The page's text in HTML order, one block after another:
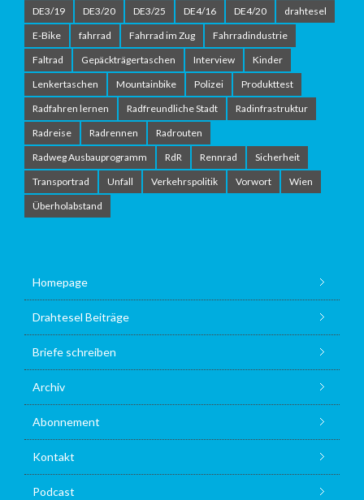
DE3/19
DE3/20 DE3/25 DE4/16 DE4/20
drahtesel
E-Bike
fahrrad Fahrrad im Zug
Fahrradindustrie
Faltrad
Gepäckträgertaschen Interview
Kinder
Lenkertaschen
Mountainbike Polizei
Produkttest
Radfahren lernen
Radfreundliche Stadt
Radinfrastruktur
Radreise
Radrennen
Radrouten
Radweg Ausbauprogramm
RdR Rennrad
Sicherheit
Transportrad
Unfall Verkehrspolitik Vorwort
Wien
Überholabstand
Homepage
Drahtesel Beiträge
Briefe schreiben
Archiv
Abonnement
Kontakt
Podcast